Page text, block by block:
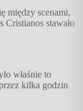
między scenami,
Cristianos stawało
właśnie to
kilka godzin